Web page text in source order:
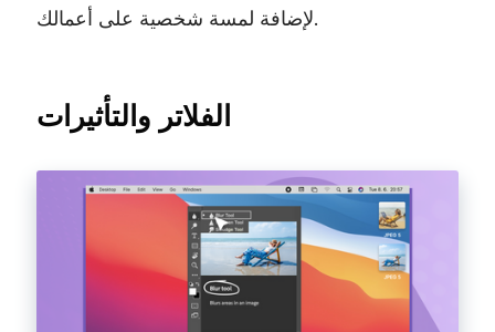
لإضافة لمسة شخصية على أعمالك.
الفلاتر والتأثيرات